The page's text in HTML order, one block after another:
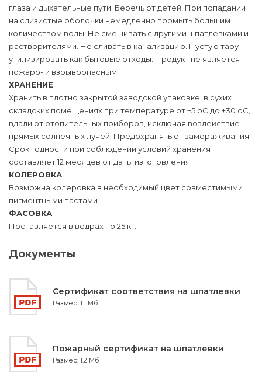
глаза и дыхательные пути. Беречь от детей! При попадании
на слизистые оболочки немедленно промыть большим
количеством воды. Не смешивать с другими шпатлевками и
растворителями. Не сливать в канализацию. Пустую тару
утилизировать как бытовые отходы. Продукт не является
пожаро- и взрывоопасным.
ХРАНЕНИЕ
Хранить в плотно закрытой заводской упаковке, в сухих
складских помещениях при температуре от +5 оС до +30 оС,
вдали от отопительных приборов, исключая воздействие
прямых солнечных лучей. Предохранять от замораживания.
Срок годности при соблюдении условий хранения
составляет 12 месяцев от даты изготовления.
КОЛЕРОВКА
Возможна колеровка в необходимый цвет совместимыми
пигментными пастами.
ФАСОВКА
Поставляется в ведрах по 25 кг.
Документы
Сертификат соответствия на шпатлевки
Размер: 1.1 Мб
Пожарный сертификат на шпатлевки
Размер: 1.2 Мб